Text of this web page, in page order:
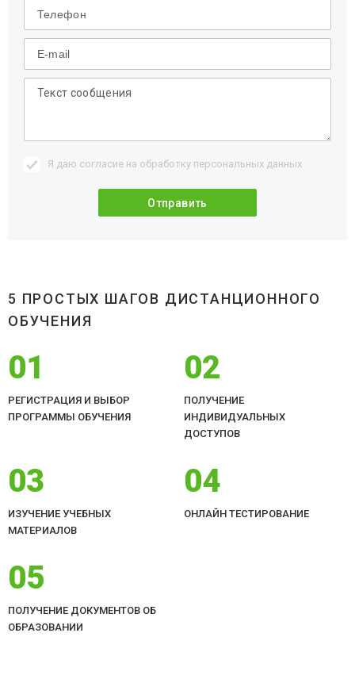
Я даю согласие на обработку персональных данных
5 ПРОСТЫХ ШАГОВ ДИСТАНЦИОННОГО
ОБУЧЕНИЯ
01
РЕГИСТРАЦИЯ И ВЫБОР
ПРОГРАММЫ ОБУЧЕНИЯ
02
ПОЛУЧЕНИЕ
ИНДИВИДУАЛЬНЫХ
ДОСТУПОВ
03
ИЗУЧЕНИЕ УЧЕБНЫХ
МАТЕРИАЛОВ
04
ОНЛАЙН ТЕСТИРОВАНИЕ
05
ПОЛУЧЕНИЕ ДОКУМЕНТОВ ОБ
ОБРАЗОВАНИИ